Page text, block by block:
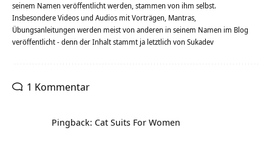
seinem Namen veröffentlicht werden, stammen von ihm selbst.
Insbesondere Videos und Audios mit Vorträgen, Mantras,
Übungsanleitungen werden meist von anderen in seinem Namen im Blog
veröffentlicht - denn der Inhalt stammt ja letztlich von Sukadev
1 Kommentar
Pingback: Cat Suits For Women